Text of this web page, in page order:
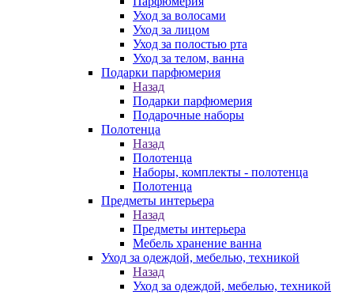
Уход за волосами
Уход за лицом
Уход за полостью рта
Уход за телом, ванна
Подарки парфюмерия
Назад
Подарки парфюмерия
Подарочные наборы
Полотенца
Назад
Полотенца
Наборы, комплекты - полотенца
Полотенца
Предметы интерьера
Назад
Предметы интерьера
Мебель хранение ванна
Уход за одеждой, мебелью, техникой
Назад
Уход за одеждой, мебелью, техникой